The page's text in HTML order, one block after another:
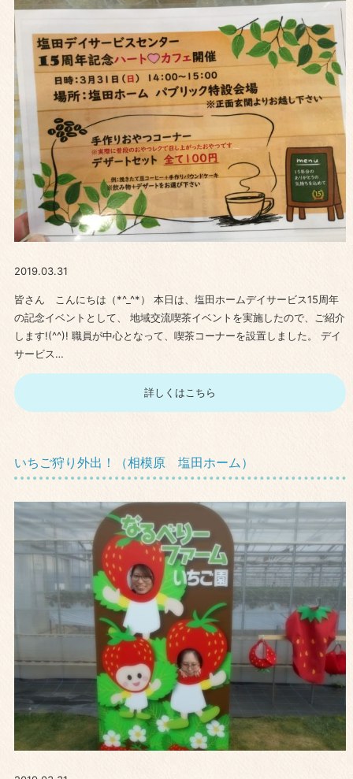
2019.03.31
皆さん こんにちは（*^_^*） 本日は、塩田ホームデイサービス15周年
の記念イベントとして、 地域交流喫茶イベントを実施したので、ご紹介
します!(^^)! 職員が中心となって、喫茶コーナーを設置しました。 デイ
サービス…
詳しくはこちら
いちご狩り外出！（相模原 塩田ホーム）